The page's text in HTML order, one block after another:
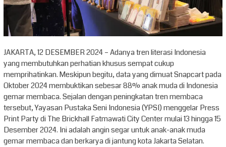
JAKARTA, 12 DESEMBER 2024 – Adanya tren literasi Indonesia
yang membutuhkan perhatian khusus sempat cukup
memprihatinkan. Meskipun begitu, data yang dimuat Snapcart pada
Oktober 2024 membuktikan sebesar 88% anak muda di Indonesia
gemar membaca. Sejalan dengan peningkatan tren membaca
tersebut, Yayasan Pustaka Seni Indonesia (YPSI) menggelar Press
Print Party di The Brickhall Fatmawati City Center mulai 13 hingga 15
Desember 2024. Ini adalah angin segar untuk anak-anak muda
gemar membaca dan berkarya di jantung kota Jakarta Selatan.